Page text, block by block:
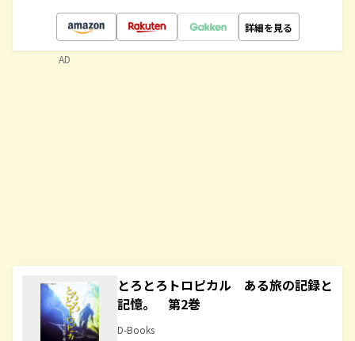
詳細を見る
とろとろトロピカル ある旅の記録と
記憶。 第2巻
D-Books
AD